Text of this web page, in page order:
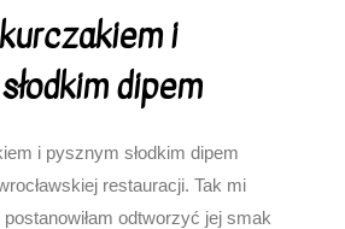
i
dipem
i pysznym słodkim dipem
restauracji. Tak mi
postanowiłam odtworzyć jej smak